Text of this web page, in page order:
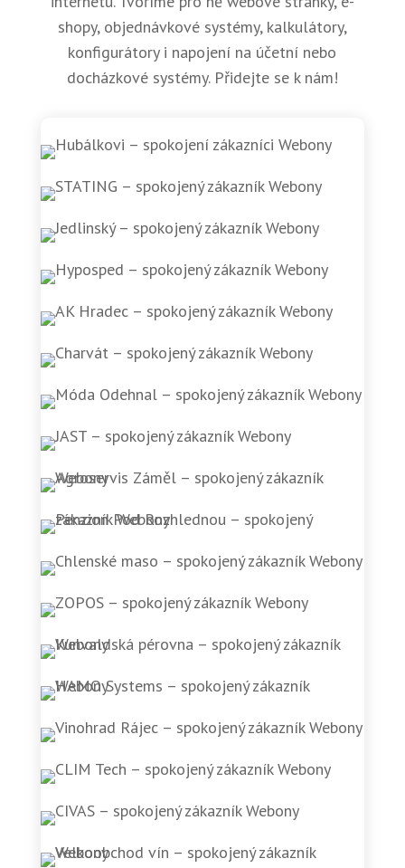
shopy, objednávkové systémy, kalkulátory,
konfigurátory i napojení na účetní nebo
docházkové systémy. Přidejte se k nám!